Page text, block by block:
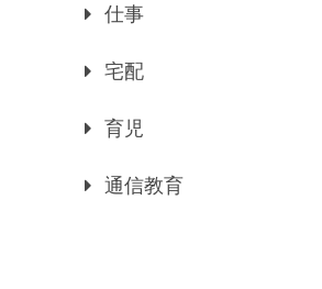
仕事
宅配
育児
通信教育